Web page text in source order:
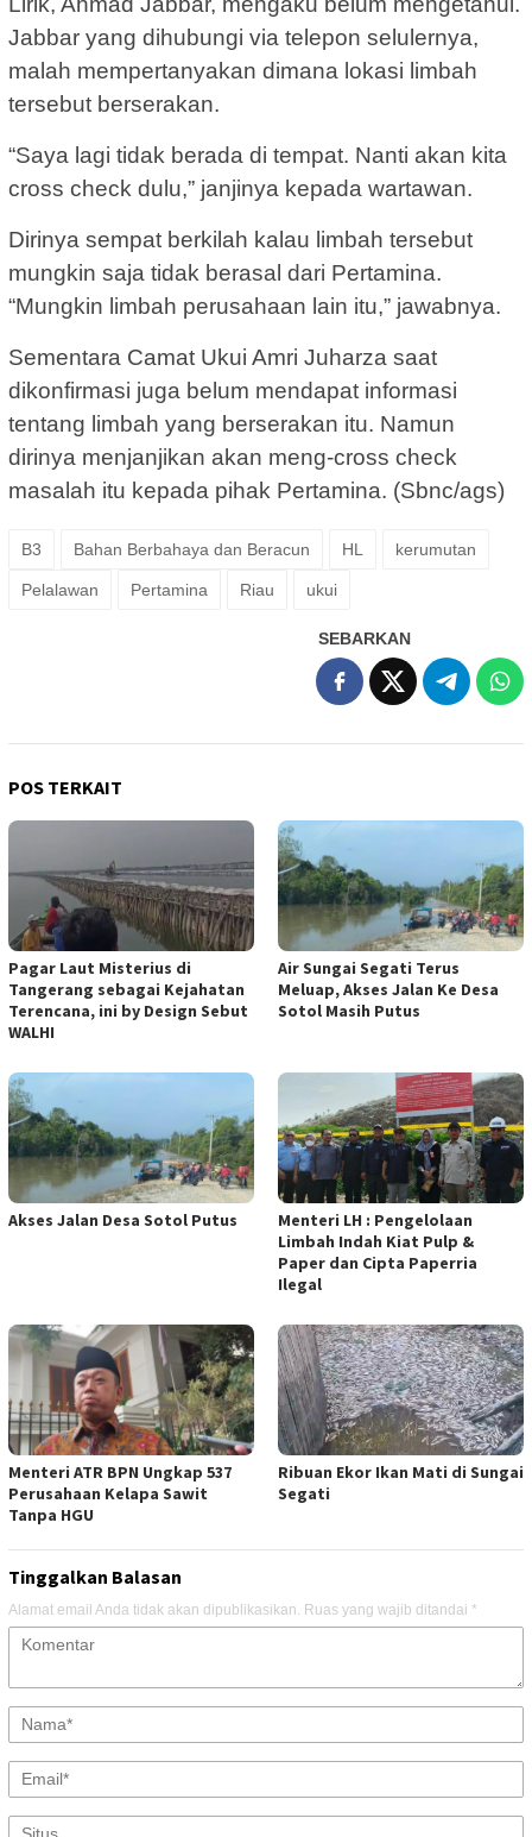
Jabbar yang dihubungi via telepon selulernya,
malah mempertanyakan dimana lokasi limbah
tersebut berserakan.
“Saya lagi tidak berada di tempat. Nanti akan kita
cross check dulu,” janjinya kepada wartawan.
Dirinya sempat berkilah kalau limbah tersebut
mungkin saja tidak berasal dari Pertamina.
“Mungkin limbah perusahaan lain itu,” jawabnya.
Sementara Camat Ukui Amri Juharza saat
dikonfirmasi juga belum mendapat informasi
tentang limbah yang berserakan itu. Namun
dirinya menjanjikan akan meng-cross check
masalah itu kepada pihak Pertamina. (Sbnc/ags)
B3 Bahan Berbahaya dan Beracun HL kerumutan
Pelalawan Pertamina Riau ukui
SEBARKAN
POS TERKAIT
Pagar Laut Misterius di
Tangerang sebagai Kejahatan
Terencana, ini by Design Sebut
WALHI
Air Sungai Segati Terus
Meluap, Akses Jalan Ke Desa
Sotol Masih Putus
Akses Jalan Desa Sotol Putus
Menteri LH : Pengelolaan
Limbah Indah Kiat Pulp &
Paper dan Cipta Paperria
Ilegal
Menteri ATR BPN Ungkap 537
Perusahaan Kelapa Sawit
Tanpa HGU
Ribuan Ekor Ikan Mati di Sungai
Segati
Tinggalkan Balasan
Alamat email Anda tidak akan dipublikasikan. Ruas yang wajib ditandai *